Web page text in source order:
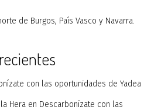
de Burgos, País Vasco y Navarra.
con las oportunidades de Yadea
Hera en Descarbonízate con las